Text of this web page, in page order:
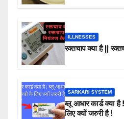
ILLNESSES
रक्तचाप क्या है ||
SARKARI SYSTEM
ब्लू आधार कार्ड क्या
लिए क्यों जरुरी है !